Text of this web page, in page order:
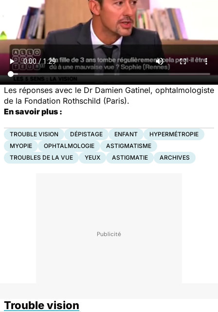
Les réponses avec le Dr Damien Gatinel, ophtalmologiste
de la Fondation Rothschild (Paris).
En savoir plus :
TROUBLE VISION DÉPISTAGE ENFANT
HYPERMÉTROPIE
MYOPIE
OPHTALMOLOGIE
ASTIGMATISME
TROUBLES DE LA VUE
YEUX ASTIGMATIE ARCHIVES
Trouble vision